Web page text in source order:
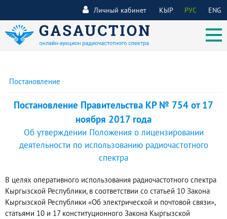
КЫР РУС ENG
Личный кабинет
Постановление
Постановление Правительства КР № 754 от 17
ноября 2017 года
Об утверждении Положения о лицензировании
деятельности по использованию радиочастотного
спектра
В целях оперативного использования радиочастотного спектра
Кыргызской Республики, в соответствии со статьей 10 Закона
Кыргызской Республики «Об электрической и почтовой связи»,
статьями 10 и 17 конституционного Закона Кыргызской